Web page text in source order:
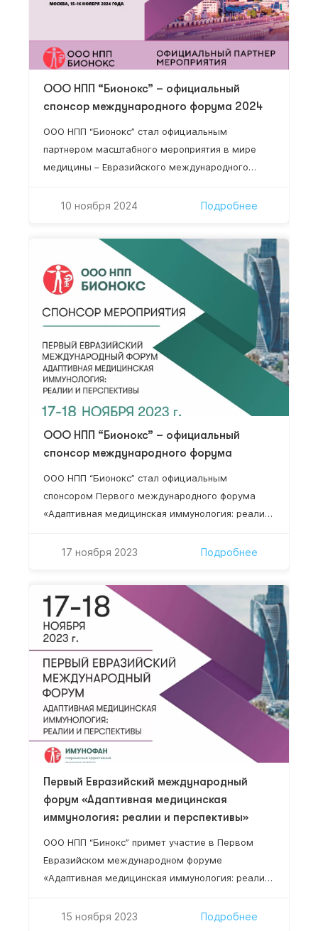
ООО НПП “Бионокс” – официальный
спонсор международного форума 2024
ООО НПП “Бионокс” стал официальным
партнером масштабного мероприятия в мире
медицины – Евразийского международного
более 50 докладчиков, более 15 научных
10 ноября 2024 Подробнее
ООО НПП “Бионокс” – официальный
спонсор международного форума
ООО НПП “Бионокс” стал официальным
спонсором Первого международного форума
«Адаптивная медицинская иммунология: реалии
17 ноября 2023 Подробнее
Первый Евразийский международный
форум «Адаптивная медицинская
иммунология: реалии и перспективы»
ООО НПП “Бинокс” примет участие в Первом
Евразийском международном форуме
«Адаптивная медицинская иммунология: реалии
участие организаторы здравоохранения
15 ноября 2023 Подробнее